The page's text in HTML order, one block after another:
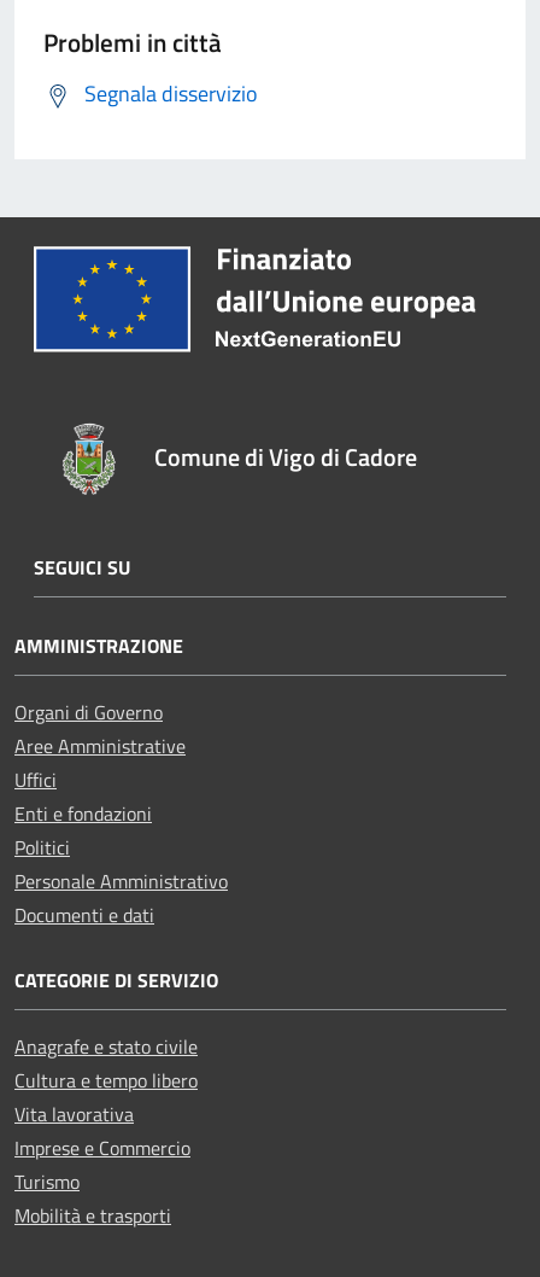
Problemi in città
Segnala disservizio
Comune di Vigo di Cadore
SEGUICI SU
AMMINISTRAZIONE
Organi di Governo
Aree Amministrative
Uffici
Enti e fondazioni
Politici
Personale Amministrativo
Documenti e dati
CATEGORIE DI SERVIZIO
Anagrafe e stato civile
Cultura e tempo libero
Vita lavorativa
Imprese e Commercio
Turismo
Mobilità e trasporti